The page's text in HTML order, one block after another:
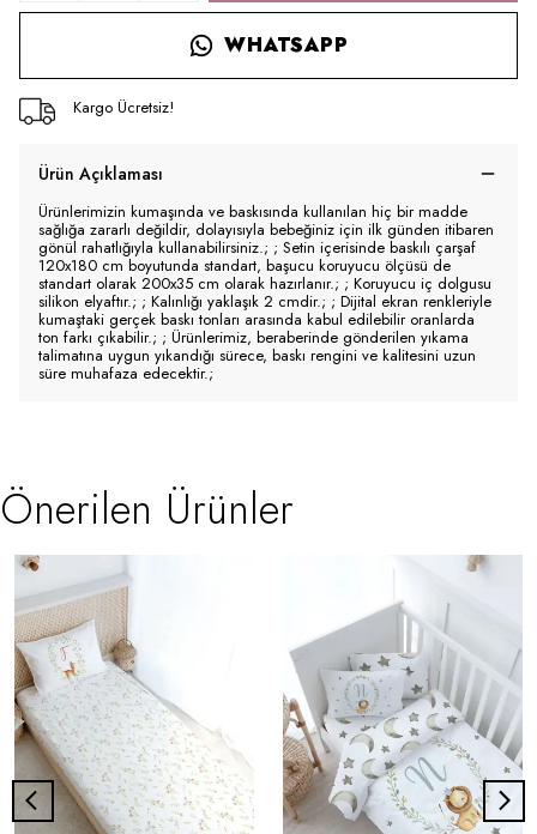
WHATSAPP
Kargo Ücretsiz!
Ürün Açıklaması
Ürünlerimizin kumaşında ve baskısında kullanılan hiç bir madde
sağlığa zararlı değildir, dolayısıyla bebeğiniz için ilk günden itibaren
gönül rahatlığıyla kullanabilirsiniz.; ; Setin içerisinde baskılı çarşaf
120x180 cm boyutunda standart, başucu koruyucu ölçüsü de
standart olarak 200x35 cm olarak hazırlanır.; ; Koruyucu iç dolgusu
silikon elyaftır.; ; Kalınlığı yaklaşık 2 cmdir.; ; Dijital ekran renkleriyle
kumaştaki gerçek baskı tonları arasında kabul edilebilir oranlarda
ton farkı çıkabilir.; ; Ürünlerimiz, beraberinde gönderilen yıkama
talimatına uygun yıkandığı sürece, baskı rengini ve kalitesini uzun
süre muhafaza edecektir.;
Önerilen Ürünler